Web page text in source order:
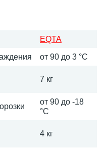
EQTA
от 90 до 3 °С
7 кг
от 90 до -18
°С
4 кг